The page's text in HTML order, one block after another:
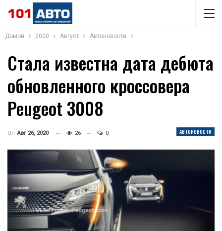
Домой 2020 Август Автоновости
Стала известна дата дебюта
обновленного кроссовера
Peugeot 3008
АВТОНОВОСТИ
On Авг 26, 2020 26 0